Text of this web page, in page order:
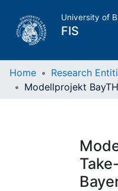
University of
FIS
Home
Research Data
Projects
Home Research